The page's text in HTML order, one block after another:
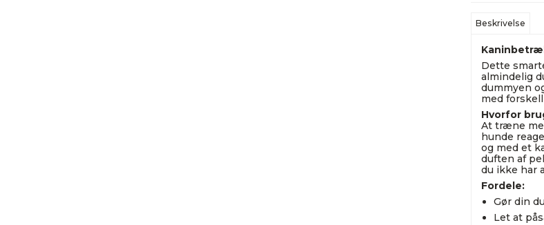
Beskrivelse
Dette
almindelig
dummyen
med
Hvorfor
At træne
hunde
og med et
duften af
du ikke har
Fordele:
Gør din
Let at